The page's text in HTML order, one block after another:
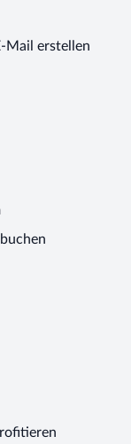
Mail erstellen